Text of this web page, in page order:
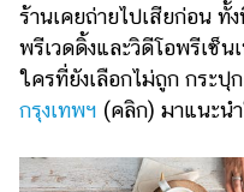
ร้านเคยถ่ายไปเสียก่อน ทั้
พรีเวดดิ้งและวิดีโอพรีเซ็
ใครที่ยังเลือกไม่ถูก กระ
กรุงเทพฯ (คลิก) มาแนะน